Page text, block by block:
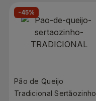
-45%
Pão de Queijo
Tradicional Sertãozinho